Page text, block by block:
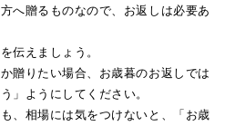
へ贈るものなので、お返しは必要あ
伝えましょう。
贈りたい場合、お歳暮のお返しでは
」ようにしてください。
、相場には気をつけないと、「お歳